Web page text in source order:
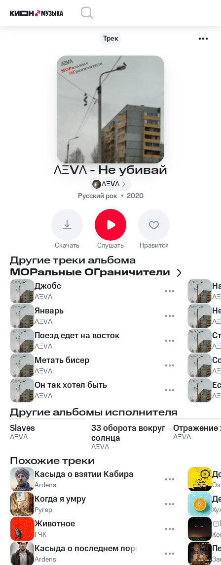
Трек
ɅΞVɅ - Не убивай
ɅΞVɅ
Русский рок
2020
Скачать Слушать Нравится
Другие треки альбома
МОРальные ОГраничители
Джобс
ɅΞVɅ
Январь
ɅΞVɅ
Поезд едет на восток
ɅΞVɅ
Метать бисер
ɅΞVɅ
Он так хотел быть
ɅΞVɅ
Другие альбомы исполнителя
Slaves
ɅΞVɅ
33 оборота вокруг
солнца
ɅΞVɅ
Отражение
ɅΞVɅ
Похожие треки
Касыда о взятии Кабира
Ardens
Когда я умру
Ругер
Животное
ГЧК
Касыда о последнем пороге
Ardens